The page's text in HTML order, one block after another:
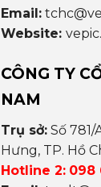
Email:
Website:
CÔNG TY
NAM
Trụ sở:Số 781/
Hưng, TP. Hồ
Hotline 2: 098